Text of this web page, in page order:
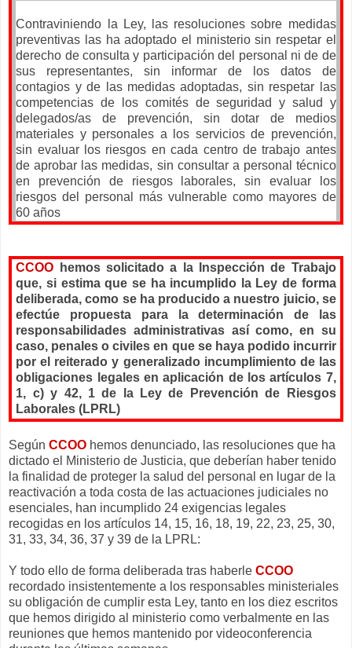
Contraviniendo la Ley, las resoluciones sobre medidas
preventivas las ha adoptado el ministerio sin respetar el
derecho de consulta y participación del personal ni de de
sus representantes, sin informar de los datos de
contagios y de las medidas adoptadas, sin respetar las
competencias de los comités de seguridad y salud y
delegados/as de prevención, sin dotar de medios
materiales y personales a los servicios de prevención,
sin evaluar los riesgos en cada centro de trabajo antes
de aprobar las medidas, sin consultar a personal técnico
en prevención de riesgos laborales, sin evaluar los
riesgos del personal más vulnerable como mayores de
60 años
CCOO hemos solicitado a la Inspección de Trabajo
que, si estima que se ha incumplido la Ley de forma
deliberada, como se ha producido a nuestro juicio, se
efectúe propuesta para la determinación de las
responsabilidades administrativas así como, en su
caso, penales o civiles en que se haya podido incurrir
por el reiterado y generalizado incumplimiento de las
obligaciones legales en aplicación de los artículos 7,
1, c) y 42, 1 de la Ley de Prevención de Riesgos
Laborales (LPRL)
Según CCOO hemos denunciado, las resoluciones que ha
dictado el Ministerio de Justicia, que deberían haber tenido
la finalidad de proteger la salud del personal en lugar de la
reactivación a toda costa de las actuaciones judiciales no
esenciales, han incumplido 24 exigencias legales
recogidas en los artículos 14, 15, 16, 18, 19, 22, 23, 25, 30,
31, 33, 34, 36, 37 y 39 de la LPRL:
Y todo ello de forma deliberada tras haberle CCOO
recordado insistentemente a los responsables ministeriales
su obligación de cumplir esta Ley, tanto en los diez escritos
que hemos dirigido al ministerio como verbalmente en las
reuniones que hemos mantenido por videoconferencia